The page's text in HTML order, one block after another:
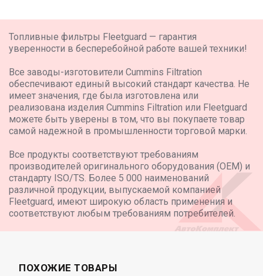
CLAAS,ELIOS 210,FPT 3.4L 4 CYL. STAGE IIIB ~ 2009,
FENDT,XYLON 522,MAN D0824 ~ 1997,
FENDT,FAVORIT 512C,MWM TD226.B6 ~ 1993,
FENDT,F380GTA TURBO,KHD BF4L913H ~ 1998,
FENDT,FAVORIT 512CA,MWM TD226.B6 ~ 1993,
FENDT,XYLON 524,MAN D0824 ~ 1997,
FEND
Топливные фильтры Fleetguard — гарантия
уверенности в бесперебойной работе вашей техники!
Все заводы-изготовители Cummins Filtration
обеспечивают единый высокий стандарт качества. Не
имеет значения, где была изготовлена или
реализована изделия Cummins Filtration или Fleetguard
можете быть уверены в том, что вы покупаете товар
самой надежной в промышленности торговой марки.
Все продукты соответствуют требованиям
производителей оригинального оборудования (OEM) и
стандарту ISO/TS. Более 5 000 наименований
различной продукции, выпускаемой компанией
Fleetguard, имеют широкую область применения и
соответствуют любым требованиям потребителей.
ПОХОЖИЕ ТОВАРЫ